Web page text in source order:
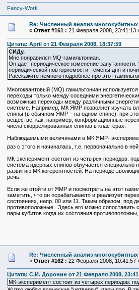
Fancy-Work
Re: Численный анализ многокубитных
« Ответ #161 : 21 Февраля 2008, 23:41:13
Цитата: April от 21 Февраля 2008, 18:37:59
СИДу.
Мне понравился MQ-гамильтониан.
Он дает периодическое изменение
периодической повторяемости - смены дня и
Расскажите немного подробнее про этот
Многоквантовый (MQ) гамильтониан
переходы только между соседними
возможные переходы между различными
системе. Например, МК ЯМР позволяет изучать
спины (в обычном ЯМР – на одном спине), при
веществе, как, например, конформационные
числа скоррелированных спинов в кластерах.
Наблюдаемыми величинами в МК ЯМР-
раз с этого и начиналась, т.е. первоначально в
МК-эксперимент состоит из четырех периодов:
система ядерных спинов облучается специально
развитию МК когерентностей. На периоде
речь.
Если же отойти от ЯМР и посмотреть на этот
заметить, что он «срабатывает» и реализует
состояниях, напр. 00 или 11. Таким образом, под
противоположные. Здесь его можно сопоставить
пары кубитов когда их состояния
Re: Численный анализ многокубитных
« Ответ #162 : 22 Февраля 2008, 10:41:57
Цитата: С.И. Доронин от 21 Февраля 2008,
МК-эксперимент состоит из четырех периодов: